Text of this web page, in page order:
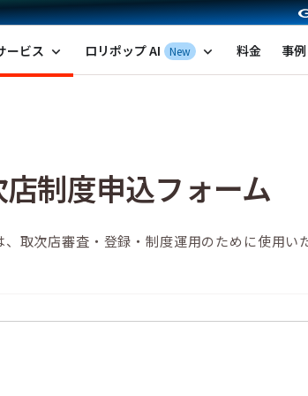
ルサーバー by GMOペパボ
ービス expand_more ロリポップ AI New expand_more 料金 事例
制度申込フォーム
取次店審査・登録・制度運用のために使用い